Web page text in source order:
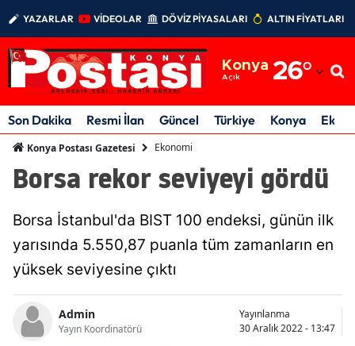
YAZARLAR VİDEOLAR DÖVİZ PİYASALARI ALTIN FİYATLARI
Konya
Açık 26°
Adıyaman
Afyonkarahisar
Amasya
Ankara
Antalya
Aydın
Son Dakika Resmi İlan Güncel Türkiye Konya
Konya Postası Gazetesi Ekonomi
Borsa rekor seviyeyi gördü
Borsa İstanbul'da BIST 100 endeksi, günün ilk
yarısında 5.550,87 puanla tüm zamanların en
yüksek seviyesine çıktı
Admin
Yayın Koordinatörü
Yayınlanma
30 Aralık 2022 - 13:47